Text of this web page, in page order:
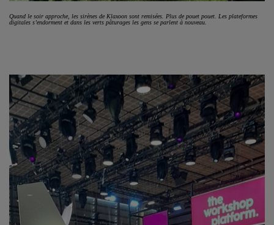
Quand le soir approche, les sirènes de Klaxoon sont remisées. Plus de pouet pouet. Les plateformes
digitales s’endorment et dans les verts pâturages les gens se parlent à nouveau.